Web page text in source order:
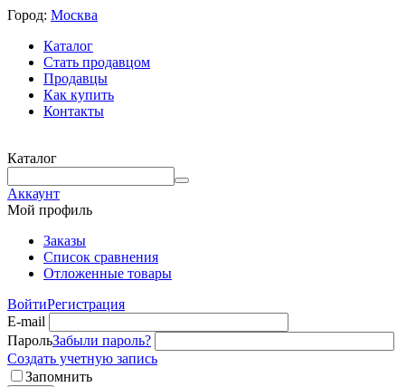
Город: Москва
Каталог
Стать продавцом
Продавцы
Как купить
Контакты
Каталог
Аккаунт
Мой профиль
Заказы
Список сравнения
Отложенные товары
ВойтиРегистрация
E-mail
ПарольЗабыли пароль?
Создать учетную запись
Запомнить